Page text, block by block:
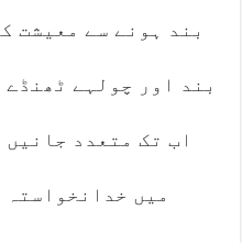
بند ہونے سے معیشت
بند اور چولہے ٹھنڈے
اب تک متعدد
میں